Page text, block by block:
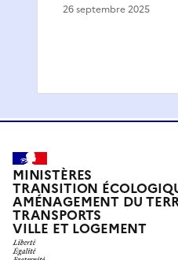
26 septembre 2025
MINISTÈRES
TRANSITION
AMÉNAGEMENT DU
TRANSPORTS
VILLE ET LOGEMENT